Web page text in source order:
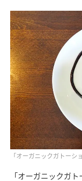
「オーガニックガトーシ
「オーガニックガ